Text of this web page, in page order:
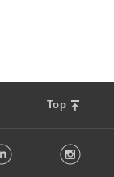
Top
LinkedIn